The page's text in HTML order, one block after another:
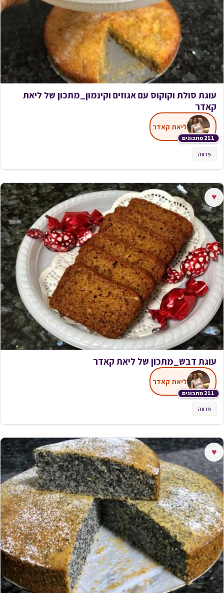
עוגת סולת וקוקוס עם אגוזים וקינמון_מתכון של ליאת
קאדר
211 מתכונים
ליאת קאדר
פרווה
♥
עוגת דבש_מתכון של ליאת קאדר
211 מתכונים
ליאת קאדר
פרווה
♥